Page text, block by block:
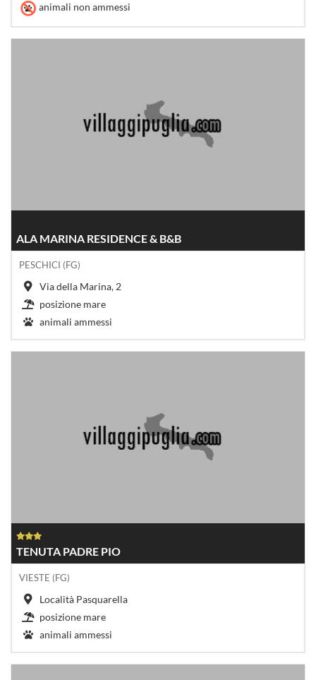
animali non ammessi
ALA MARINA RESIDENCE & B&B
PESCHICI (FG)
Via della Marina, 2
posizione mare
animali ammessi
TENUTA PADRE PIO
VIESTE (FG)
Località Pasquarella
posizione mare
animali ammessi